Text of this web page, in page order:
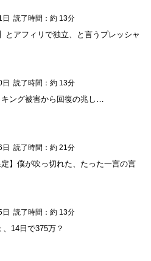
読了時間：約 13分
とアフィリで独立、と言うプレッシャ
読了時間：約 13分
キング被害から回復の兆し…
読了時間：約 21分
定】僕が吹っ切れた、たった一言の言
読了時間：約 13分
、14日で375万？